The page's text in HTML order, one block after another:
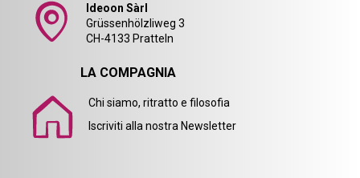
Ideoon Sàrl
Grüssenhölzliweg 3
CH-4133 Pratteln
LA COMPAGNIA
Chi siamo, ritratto e filosofia
Iscriviti alla nostra Newsletter